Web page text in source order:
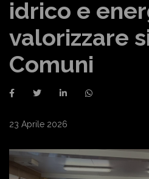
idrico e
valorizzare
Comuni
23 Aprile 2026